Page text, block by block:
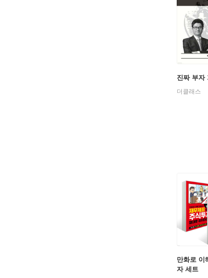
진짜 부자
더클래스
만화로 이
자 세트